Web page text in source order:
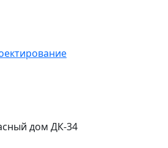
дом ДК-34